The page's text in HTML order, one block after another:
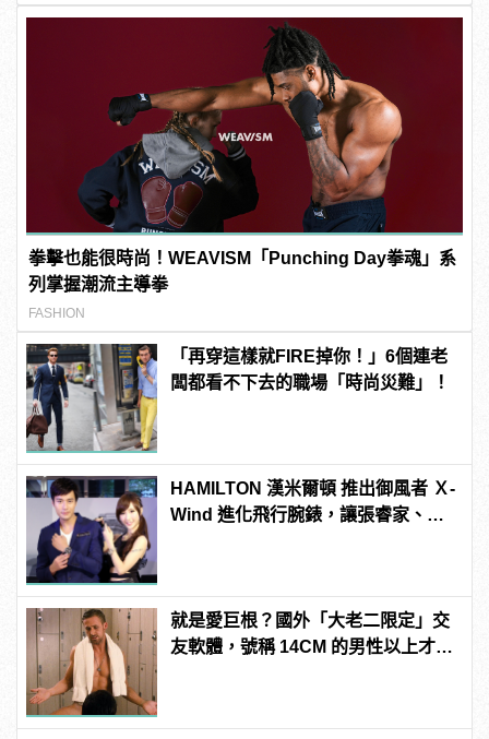
拳擊也能很時尚！WEAVISM「Punching Day拳魂」系
列掌握潮流主導拳
FASHION
「再穿這樣就FIRE掉你！」6個連老
闆都看不下去的職場「時尚災難」！
HAMILTON 漢米爾頓 推出御風者 Ｘ-
Wind 進化飛行腕錶，讓張睿家、小
就是愛巨根？國外「大老二限定」交
友軟體，號稱 14CM 的男性以上才給